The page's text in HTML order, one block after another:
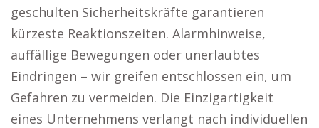
geschulten Sicherheitskräfte garantieren
kürzeste Reaktionszeiten. Alarmhinweise,
auffällige Bewegungen oder unerlaubtes
Eindringen – wir greifen entschlossen ein, um
Gefahren zu vermeiden. Die Einzigartigkeit
eines Unternehmens verlangt nach individuellen